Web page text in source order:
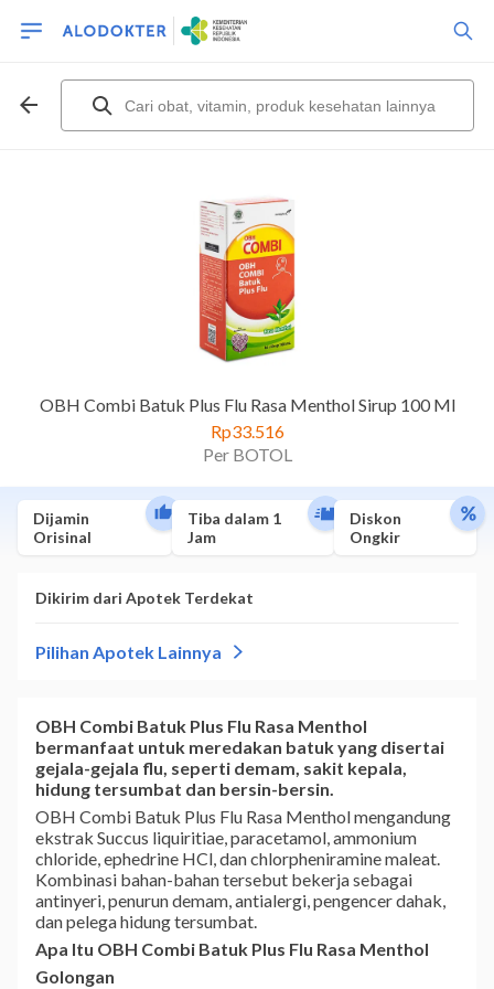
OBH Combi Batuk Plus Flu Rasa Menthol Sirup 100 Ml
Rp33.516
Per BOTOL
Dijamin
Orisinal
Tiba dalam 1
Jam
Diskon
Ongkir
OBH Combi Batuk Plus Flu Rasa Menthol
bermanfaat untuk meredakan batuk yang disertai
gejala-gejala flu, seperti demam, sakit kepala,
hidung tersumbat dan bersin-bersin.
OBH Combi Batuk Plus Flu Rasa Menthol mengandung
ekstrak Succus liquiritiae, paracetamol, ammonium
chloride, ephedrine HCl, dan chlorpheniramine maleat.
Kombinasi bahan-bahan tersebut bekerja sebagai
antinyeri, penurun demam, antialergi, pengencer dahak,
dan pelega hidung tersumbat.
Apa Itu OBH Combi Batuk Plus Flu Rasa Menthol
Golongan